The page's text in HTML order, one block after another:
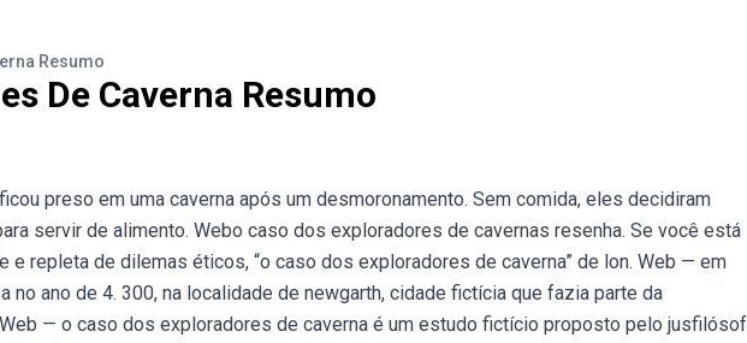
Resumo
De Caverna Resumo
preso em uma caverna após um desmoronamento. Sem comida, eles decidiram
servir de alimento. Webo caso dos exploradores de cavernas resenha. Se você está
e repleta de dilemas éticos, “o caso dos exploradores de caverna” de lon. Web — em
no ano de 4. 300, na localidade de newgarth, cidade fictícia que fazia parte da
— o caso dos exploradores de caverna é um estudo fictício proposto pelo